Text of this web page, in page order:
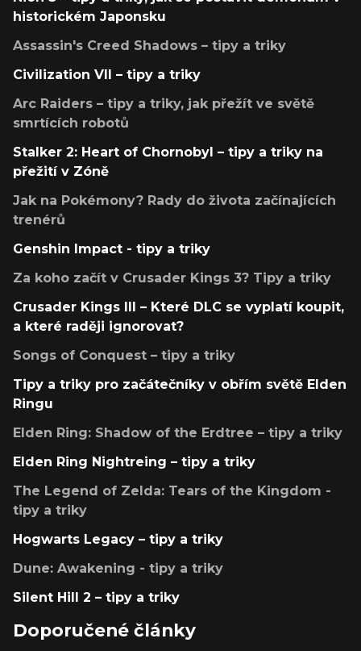
historickém Japonsku
Assassin's Creed Shadows – tipy a triky
Civilization VII – tipy a triky
Arc Raiders – tipy a triky, jak přežít ve světě
smrtících robotů
Stalker 2: Heart of Chornobyl – tipy a triky na
přežití v Zóně
Jak na Pokémony? Rady do života začínajících
trenérů
Genshin Impact - tipy a triky
Za koho začít v Crusader Kings 3? Tipy a triky
Crusader Kings III – Které DLC se vyplatí koupit,
a které raději ignorovat?
Songs of Conquest – tipy a triky
Tipy a triky pro začátečníky v obřím světě Elden
Ringu
Elden Ring: Shadow of the Erdtree – tipy a triky
Elden Ring Nightreing – tipy a triky
The Legend of Zelda: Tears of the Kingdom -
tipy a triky
Hogwarts Legacy – tipy a triky
Dune: Awakening - tipy a triky
Silent Hill 2 – tipy a triky
Doporučené články